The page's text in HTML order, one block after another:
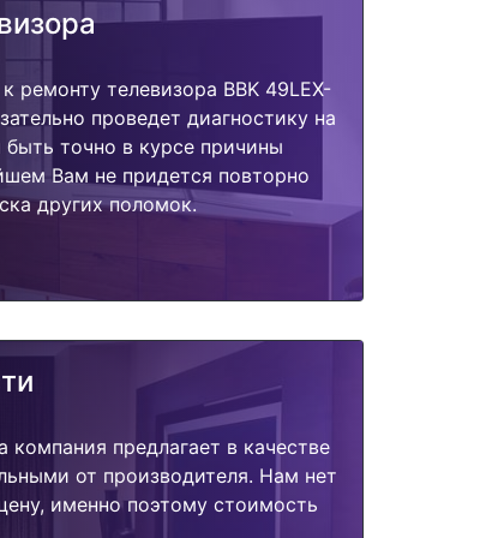
ремонту телевизора BBK 49LEX-
проведет диагностику на
точно в курсе причины
Вам не придется повторно
других поломок.
компания предлагает в качестве
от производителя. Нам нет
именно поэтому стоимость